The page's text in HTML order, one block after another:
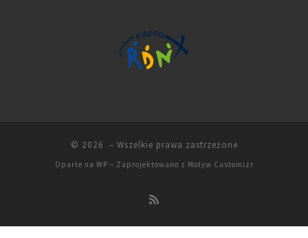
© 2026 – Wszelkie prawa zastrzeżone
Oparte na WP – Zaprojektowano z Motyw Customizr